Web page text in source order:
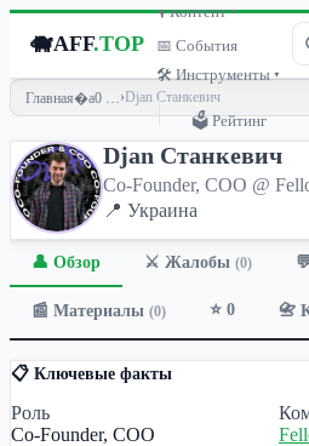
🐗AFF.TOP
🎙 Контент ▾
📅 События
🛠 Инструменты ▾
🗳 Рейтинг
Главная › Djan Станкевич
Djan Станкевич
Co-Founder, COO @
📍 Украина
👤 Обзор ⚔️ Жалобы (0)
📰 Материалы (0) ⭐ 0 📇
📋 Ключевые факты
Роль
Co-Founder, COO